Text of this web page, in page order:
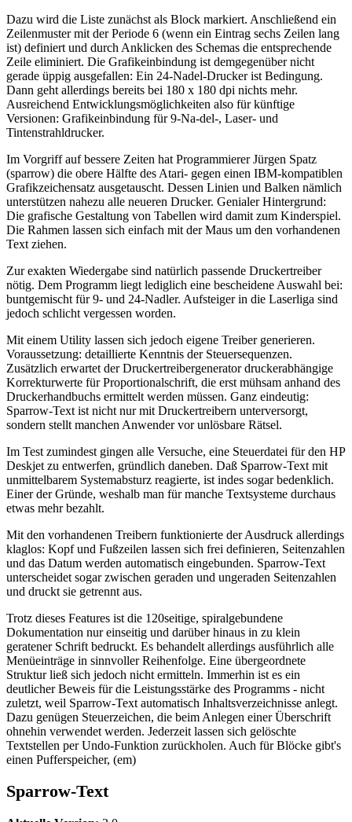
Dazu wird die Liste zunächst als Block markiert. Anschließend ein
Zeilenmuster mit der Periode 6 (wenn ein Eintrag sechs Zeilen lang
ist) definiert und durch Anklicken des Schemas die entsprechende
Zeile eliminiert. Die Grafikeinbindung ist demgegenüber nicht
gerade üppig ausgefallen: Ein 24-Nadel-Drucker ist Bedingung.
Dann geht allerdings bereits bei 180 x 180 dpi nichts mehr.
Ausreichend Entwicklungsmöglichkeiten also für künftige
Versionen: Grafikeinbindung für 9-Na-del-, Laser- und
Tintenstrahldrucker.
Im Vorgriff auf bessere Zeiten hat Programmierer Jürgen Spatz
(sparrow) die obere Hälfte des Atari- gegen einen IBM-kompatiblen
Grafikzeichensatz ausgetauscht. Dessen Linien und Balken nämlich
unterstützen nahezu alle neueren Drucker. Genialer Hintergrund:
Die grafische Gestaltung von Tabellen wird damit zum Kinderspiel.
Die Rahmen lassen sich einfach mit der Maus um den vorhandenen
Text ziehen.
Zur exakten Wiedergabe sind natürlich passende Druckertreiber
nötig. Dem Programm liegt lediglich eine bescheidene Auswahl bei:
buntgemischt für 9- und 24-Nadler. Aufsteiger in die Laserliga sind
jedoch schlicht vergessen worden.
Mit einem Utility lassen sich jedoch eigene Treiber generieren.
Voraussetzung: detaillierte Kenntnis der Steuersequenzen.
Zusätzlich erwartet der Druckertreibergenerator druckerabhängige
Korrekturwerte für Proportionalschrift, die erst mühsam anhand des
Druckerhandbuchs ermittelt werden müssen. Ganz eindeutig:
Sparrow-Text ist nicht nur mit Druckertreibern unterversorgt,
sondern stellt manchen Anwender vor unlösbare Rätsel.
Im Test zumindest gingen alle Versuche, eine Steuerdatei für den HP
Deskjet zu entwerfen, gründlich daneben. Daß Sparrow-Text mit
unmittelbarem Systemabsturz reagierte, ist indes sogar bedenklich.
Einer der Gründe, weshalb man für manche Textsysteme durchaus
etwas mehr bezahlt.
Mit den vorhandenen Treibern funktionierte der Ausdruck allerdings
klaglos: Kopf und Fußzeilen lassen sich frei definieren, Seitenzahlen
und das Datum werden automatisch eingebunden. Sparrow-Text
unterscheidet sogar zwischen geraden und ungeraden Seitenzahlen
und druckt sie getrennt aus.
Trotz dieses Features ist die 120seitige, spiralgebundene
Dokumentation nur einseitig und darüber hinaus in zu klein
geratener Schrift bedruckt. Es behandelt allerdings ausführlich alle
Menüeinträge in sinnvoller Reihenfolge. Eine übergeordnete
Struktur ließ sich jedoch nicht ermitteln. Immerhin ist es ein
deutlicher Beweis für die Leistungsstärke des Programms - nicht
zuletzt, weil Sparrow-Text automatisch Inhaltsverzeichnisse anlegt.
Dazu genügen Steuerzeichen, die beim Anlegen einer Überschrift
ohnehin verwendet werden. Jederzeit lassen sich gelöschte
Textstellen per Undo-Funktion zurückholen. Auch für Blöcke gibt's
einen Pufferspeicher, (em)
Sparrow-Text